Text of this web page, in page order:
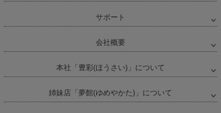
ップ
サポート
会社概要
本社「豊彩(ほうさい)」について
姉妹店「夢館(ゆめやかた)」について